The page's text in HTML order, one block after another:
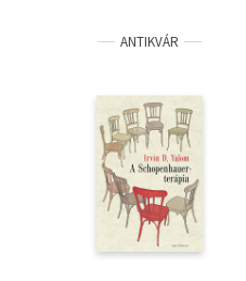
ANTIKVÁR